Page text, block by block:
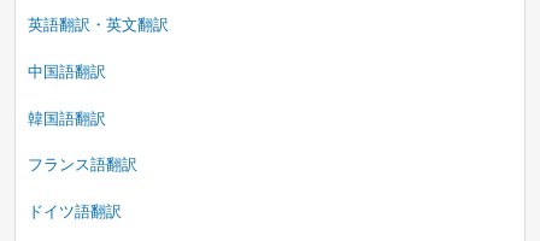
英語翻訳・英文翻訳
中国語翻訳
韓国語翻訳
フランス語翻訳
ドイツ語翻訳